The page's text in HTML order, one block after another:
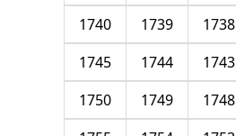
1738
1739
1740
1743
1744
1745
1748
1749
1750